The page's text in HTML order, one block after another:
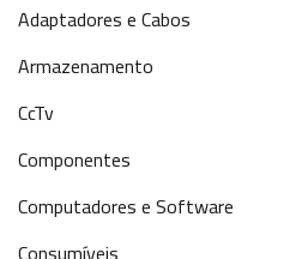
Adaptadores e Cabos
Armazenamento
CcTv
Componentes
Computadores e Software